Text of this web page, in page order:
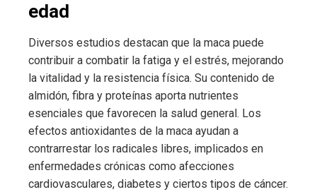
edad
Diversos estudios destacan que la maca puede
contribuir a combatir la fatiga y el estrés, mejorando
la vitalidad y la resistencia física. Su contenido de
almidón, fibra y proteínas aporta nutrientes
esenciales que favorecen la salud general. Los
efectos antioxidantes de la maca ayudan a
contrarrestar los radicales libres, implicados en
enfermedades crónicas como afecciones
cardiovasculares, diabetes y ciertos tipos de cáncer.